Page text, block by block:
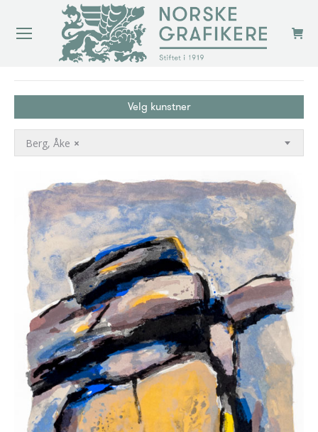
Velg kunstner
×
Berg, Åke